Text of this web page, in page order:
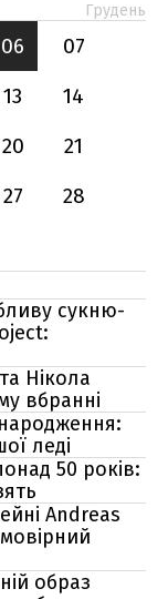
Грудень
06
07
13
14
20
21
27
28
сукню-
Нікола
вбранні
леді
50 років:
Andreas
образ